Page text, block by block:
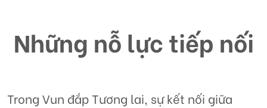
Những nỗ lực tiếp nối
Trong Vun đắp Tương lai, sự kết nối giữa